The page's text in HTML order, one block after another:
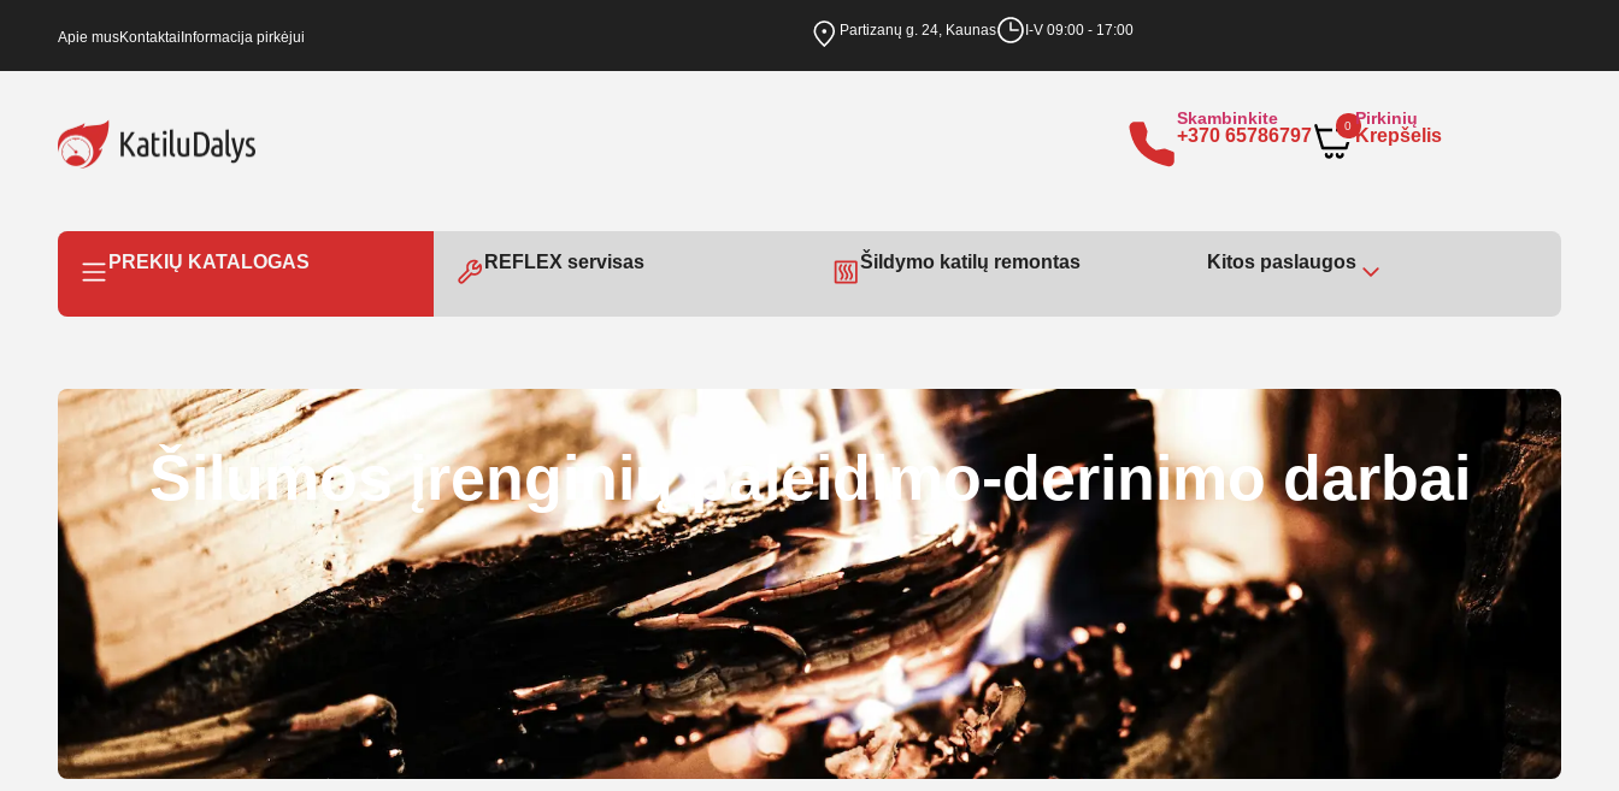
Apie musKontaktaiInformacija pirkėjui Partizanų g. 24, Kaunas I-V 09:00 - 17:00
Skambinkite
+370 65786797 0 Pirkinių
Krepšelis
PREKIŲ KATALOGAS REFLEX servisas Šildymo katilų remontas Kitos paslaugos
Šilumos įrenginių paleidimo-derinimo darbai